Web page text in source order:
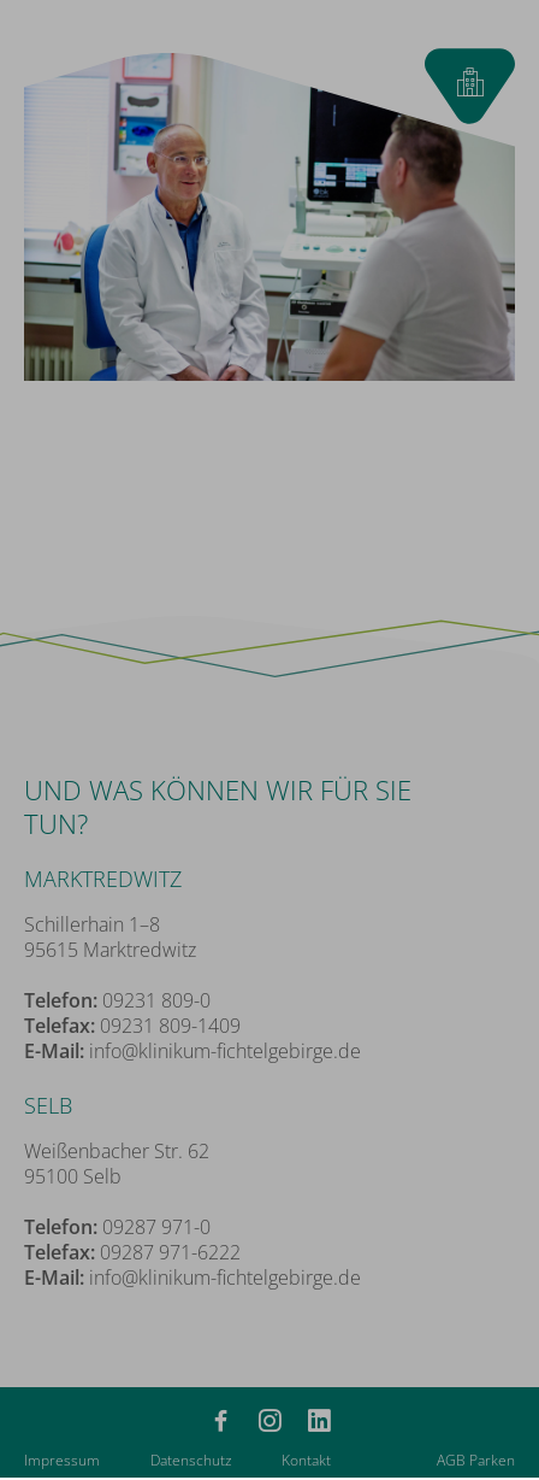
UND WAS KÖNNEN WIR FÜR SIE
TUN?
MARKTREDWITZ
Schillerhain 1–8
95615 Marktredwitz
Telefon: 09231 809-0
Telefax: 09231 809-1409
E-Mail: info@klinikum-fichtelgebirge.de
SELB
Weißenbacher Str. 62
95100 Selb
Telefon: 09287 971-0
Telefax: 09287 971-6222
E-Mail: info@klinikum-fichtelgebirge.de
Impressum Datenschutz Kontakt AGB Parken